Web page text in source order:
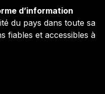
d’information
du pays dans toute sa
fiables et accessibles à